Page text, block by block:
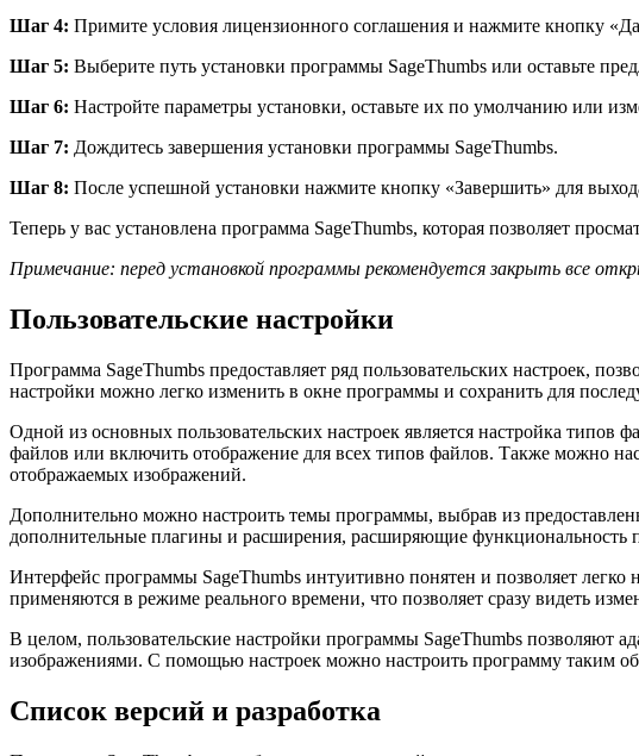
Шаг 4: Примите условия лицензионного соглашения и нажмите кнопку
Шаг 5: Выберите путь установки программы SageThumbs или оставьте
Шаг 6: Настройте параметры установки, оставьте их по умолчанию или
Шаг 7: Дождитесь завершения установки программы SageThumbs.
Шаг 8: После успешной установки нажмите кнопку «Завершить» для
Теперь у вас установлена программа SageThumbs, которая позволяет
Примечание: перед установкой программы рекомендуется закрыть все
Пользовательские настройки
Программа SageThumbs предоставляет ряд пользовательских настроек,
настройки можно легко изменить в окне программы и сохранить для
Одной из основных пользовательских настроек является настройка
файлов или включить отображение для всех типов файлов. Также можно
отображаемых изображений.
Дополнительно можно настроить темы программы, выбрав из
дополнительные плагины и расширения, расширяющие функциональность
Интерфейс программы SageThumbs интуитивно понятен и позволяет
применяются в режиме реального времени, что позволяет сразу видеть
В целом, пользовательские настройки программы SageThumbs позволяют
изображениями. С помощью настроек можно настроить программу таким
Список версий и разработка